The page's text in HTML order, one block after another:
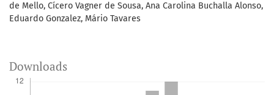
de Mello, Cícero Vagner de Sousa, Ana Carolina Buchalla Alonso,
Eduardo Gonzalez, Mário Tavares
Downloads